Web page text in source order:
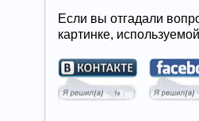
Если вы отгадали
картинке,